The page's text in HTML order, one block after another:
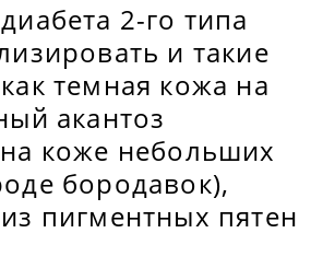
2-го типа
и такие
темная кожа на
акантоз
коже небольших
бородавок),
пигментных пятен